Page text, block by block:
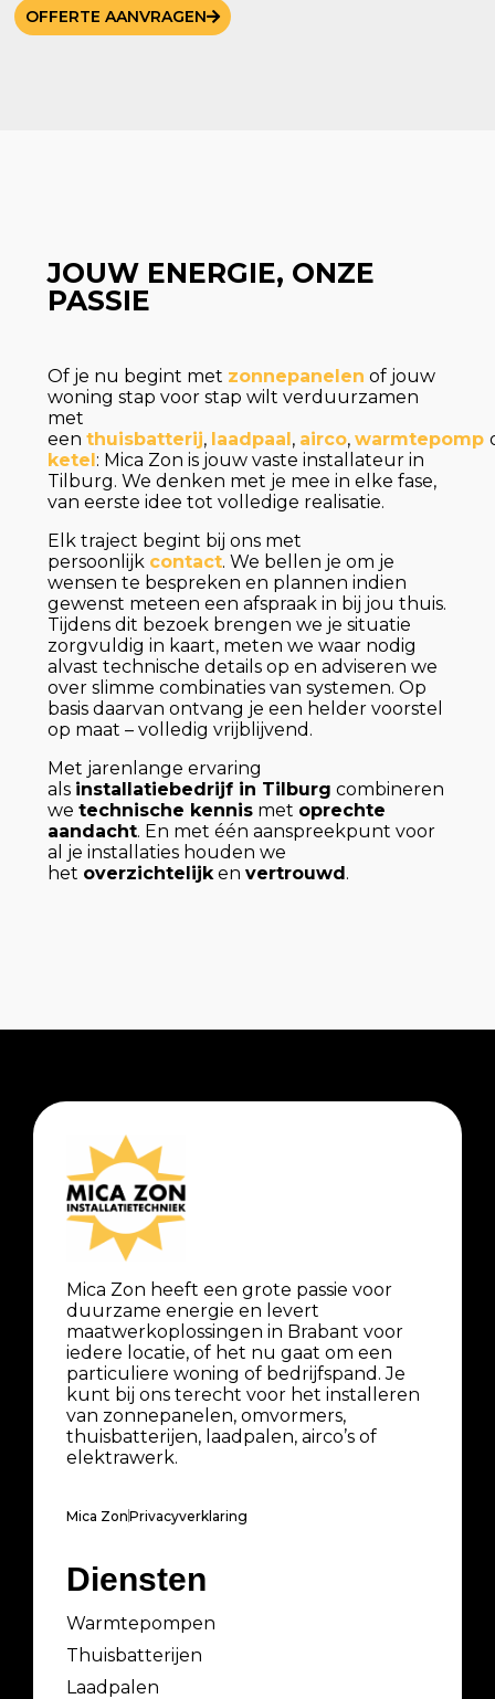
OFFERTE AANVRAGEN
JOUW ENERGIE, ONZE
PASSIE
Of je nu begint met zonnepanelen of jouw
woning stap voor stap wilt verduurzamen
met
een thuisbatterij, laadpaal, airco, warmtepomp
ketel: Mica Zon is jouw vaste installateur in
Tilburg. We denken met je mee in elke fase,
van eerste idee tot volledige realisatie.
Elk traject begint bij ons met
persoonlijk contact. We bellen je om je
wensen te bespreken en plannen indien
gewenst meteen een afspraak in bij jou thuis.
Tijdens dit bezoek brengen we je situatie
zorgvuldig in kaart, meten we waar nodig
alvast technische details op en adviseren we
over slimme combinaties van systemen. Op
basis daarvan ontvang je een helder voorstel
op maat – volledig vrijblijvend.
Met jarenlange ervaring
als installatiebedrijf in Tilburg combineren
we technische kennismet oprechte
aandacht. En met één aanspreekpunt voor
al je installaties houden we
het overzichtelijken vertrouwd.
Mica Zon heeft een grote passie voor
duurzame energie en levert
maatwerkoplossingen in Brabant voor
iedere locatie, of het nu gaat om een
particuliere woning of bedrijfspand. Je
kunt bij ons terecht voor het installeren
van zonnepanelen, omvormers,
thuisbatterijen, laadpalen, airco’s of
elektrawerk.
Mica ZonPrivacyverklaring
Diensten
Warmtepompen
Thuisbatterijen
Laadpalen